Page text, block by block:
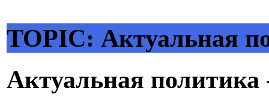
TOPIC: Актуальная
Актуальная политика